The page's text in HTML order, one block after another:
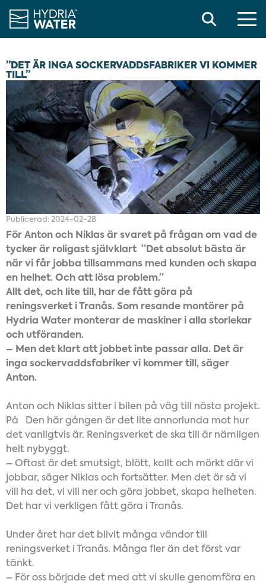
Search
”DET ÄR INGA SOCKERVADDSFABRIKER VI KOMMER
TILL”
Publicerad: 2024-02-28
För Anton och Niklas är svaret på frågan om vad de
tycker är roligast självklart ”Det absolut bästa är
när vi får jobba tillsammans med kunden och skapa
en helhet. Och att lösa problem.”
Allt det, och lite till, har de fått göra på
reningsverket i Tranås. Som resande montörer på
Hydria Water monterar de maskiner i alla storlekar
och utföranden.
– Men det klart att jobbet inte passar alla. Det är
inga sockervaddsfabriker vi kommer till, säger
Anton.
Anton och Niklas sitter i bilen på väg till nästa projekt.
På Den här gången är det lite annorlunda mot hur
det vanligtvis är. Reningsverket de ska till är nämligen
helt nybyggt.
– Oftast är det smutsigt, blött, kallt och mörkt där vi
jobbar, säger Niklas och fortsätter. Men det är så vi
vill ha det, vi vill ner och göra jobbet, skapa helheten.
Det har vi verkligen fått göra i Tranås.
Under året har det blivit många vändor till
reningsverket i Tranås. Många fler än det först var
tänkt.
– För oss började det med att vi skulle genomföra en